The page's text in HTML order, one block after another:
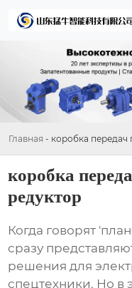
Главная - коробка передач
коробка
редуктор
Когда говорят
сразу
решения для
спецтехники. Но в